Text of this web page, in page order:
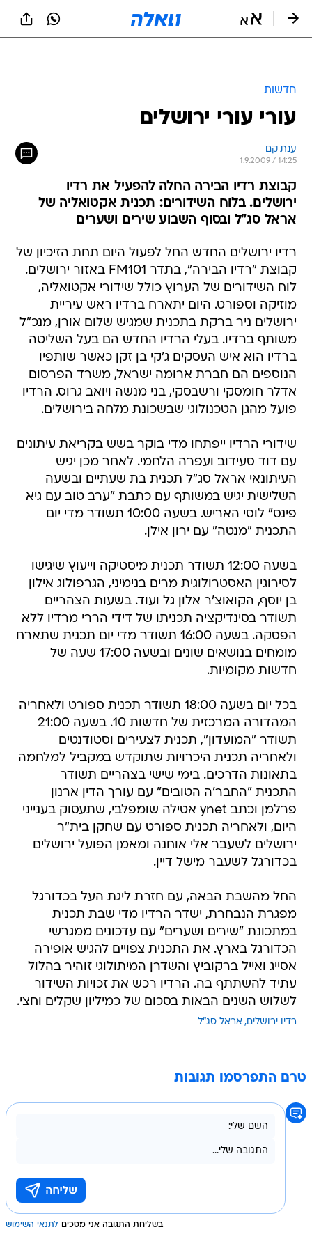
חדשות
עורי עורי ירושלים
ענת קם
1.9.2009 / 14:25
קבוצת רדיו הבירה החלה להפעיל את רדיו
ירושלים. בלוח השידורים: תכנית אקטואליה של
אראל סג"ל ובסוף השבוע שירים ושערים
רדיו ירושלים החדש החל לפעול היום תחת הזיכיון של
קבוצת "רדיו הבירה", בתדר FM101 באזור ירושלים.
לוח השידורים של הערוץ כולל שידורי אקטואליה,
מוזיקה וספורט. היום יתארח ברדיו ראש עיריית
ירושלים ניר ברקת בתכנית שמגיש שלום אורן, מנכ"ל
משותף ברדיו. בעלי הרדיו החדש הם בעל השליטה
ברדיו הוא איש העסקים ג'קי בן זקן כאשר שותפיו
הנוספים הם חברת ארומה ישראל, משרד הפרסום
אדלר חומסקי ורשבסקי, בני מנשה ויואב גרוס. הרדיו
פועל מהגן הטכנולוגי שבשכונת מלחה בירושלים.
שידורי הרדיו ייפתחו מדי בוקר בשש בקריאת עיתונים
עם דוד סעידוב ועפרה הלחמי. לאחר מכן יגיש
העיתונאי אראל סג"ל תכנית בת שעתיים ובשעה
השלישית יגיש במשותף עם כתבת "ערב טוב עם גיא
פינס" לוסי האריש. בשעה 10:00 תשודר מדי יום
התכנית "מנטה" עם ירון אילן.
בשעה 12:00 תשודר תכנית מיסטיקה וייעוץ שיגישו
לסירוגין האסטרולוגית מרים בנימיני, הגרפולוג אילון
בן יוסף, הקואוצ'ר אלון גל ועוד. בשעות הצהריים
תשודר בסינדיקציה תכניתו של דידי הררי מרדיו ללא
הפסקה. בשעה 16:00 תשודר מדי יום תכנית שתארח
מומחים בנושאים שונים ובשעה 17:00 שעה של
חדשות מקומיות.
בכל יום בשעה 18:00 תשודר תכנית ספורט ולאחריה
המהדורה המרכזית של חדשות 10. בשעה 21:00
תשודר "המועדון", תכנית לצעירים וסטודנטים
ולאחריה תכנית היכרויות שתוקדש במקביל למלחמה
בתאונות הדרכים. בימי שישי בצהריים תשודר
התכנית "החבר'ה הטובים" עם עורך הדין ארנון
פרלמן וכתב ynet אטילה שומפלבי, שתעסוק בענייני
היום, ולאחריה תכנית ספורט עם שחקן בית"ר
ירושלים לשעבר אלי אוחנה ומאמן הפועל ירושלים
בכדורגל לשעבר מישל דיין.
החל מהשבת הבאה, עם חזרת ליגת העל בכדורגל
מפגרת הנבחרת, ישדר הרדיו מדי שבת תכנית
במתכונת "שירים ושערים" עם עדכונים ממגרשי
הכדורגל בארץ. את התכנית צפויים להגיש אופירה
אסייג ואייל ברקוביץ והשדרן המיתולוגי זוהיר בהלול
עתיד להשתתף בה. הרדיו רכש את זכויות השידור
לשלוש השנים הבאות בסכום של כמיליון שקלים וחצי.
רדיו ירושלים אראל סג"ל
טרם התפרסמו תגובות
בשליחת התגובה אני מסכים לתנאי השימוש